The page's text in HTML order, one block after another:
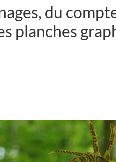
du
planches